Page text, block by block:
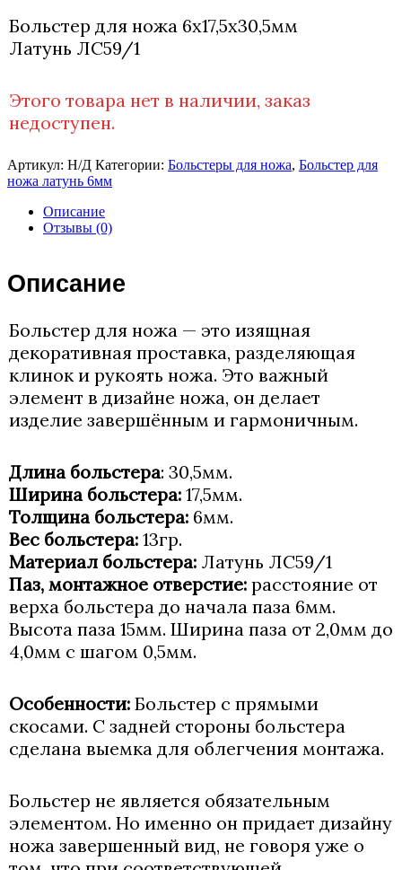
Больстер для ножа 6х17,5х30,5мм
Латунь ЛС59/1
Этого товара нет в наличии, заказ
недоступен.
Артикул: Н/Д Категории: Больстеры для ножа, Больстер для
ножа латунь 6мм
Описание
Отзывы (0)
Описание
Больстер для ножа — это изящная
декоративная проставка, разделяющая
клинок и рукоять ножа. Это важный
элемент в дизайне ножа, он делает
изделие завершённым и гармоничным.
Длина больстера: 30,5мм.
Ширина больстера: 17,5мм.
Толщина больстера: 6мм.
Вес больстера: 13гр.
Материал больстера: Латунь ЛС59/1
Паз, монтажное отверстие: расстояние от
верха больстера до начала паза 6мм.
Высота паза 15мм. Ширина паза от 2,0мм до
4,0мм с шагом 0,5мм.
Особенности: Больстер с прямыми
скосами. С задней стороны больстера
сделана выемка для облегчения монтажа.
Больстер не является обязательным
элементом. Но именно он придает дизайну
ножа завершенный вид, не говоря уже о